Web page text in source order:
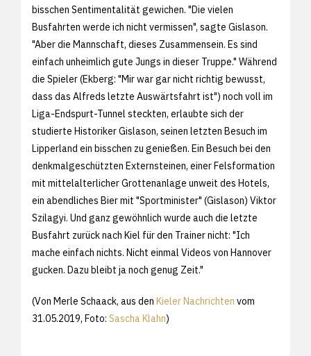
bisschen Sentimentalität gewichen. "Die vielen
Busfahrten werde ich nicht vermissen", sagte Gislason.
"Aber die Mannschaft, dieses Zusammensein. Es sind
einfach unheimlich gute Jungs in dieser Truppe." Während
die Spieler (Ekberg: "Mir war gar nicht richtig bewusst,
dass das Alfreds letzte Auswärtsfahrt ist") noch voll im
Liga-Endspurt-Tunnel steckten, erlaubte sich der
studierte Historiker Gislason, seinen letzten Besuch im
Lipperland ein bisschen zu genießen. Ein Besuch bei den
denkmalgeschützten Externsteinen, einer Felsformation
mit mittelalterlicher Grottenanlage unweit des Hotels,
ein abendliches Bier mit "Sportminister" (Gislason) Viktor
Szilagyi. Und ganz gewöhnlich wurde auch die letzte
Busfahrt zurück nach Kiel für den Trainer nicht: "Ich
mache einfach nichts. Nicht einmal Videos von Hannover
gucken. Dazu bleibt ja noch genug Zeit."
(Von Merle Schaack, aus den Kieler Nachrichten vom
31.05.2019, Foto: Sascha Klahn)